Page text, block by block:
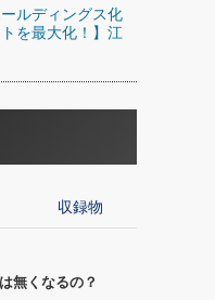
ルディングス化
を最大化！】江
収録物
無くなるの？